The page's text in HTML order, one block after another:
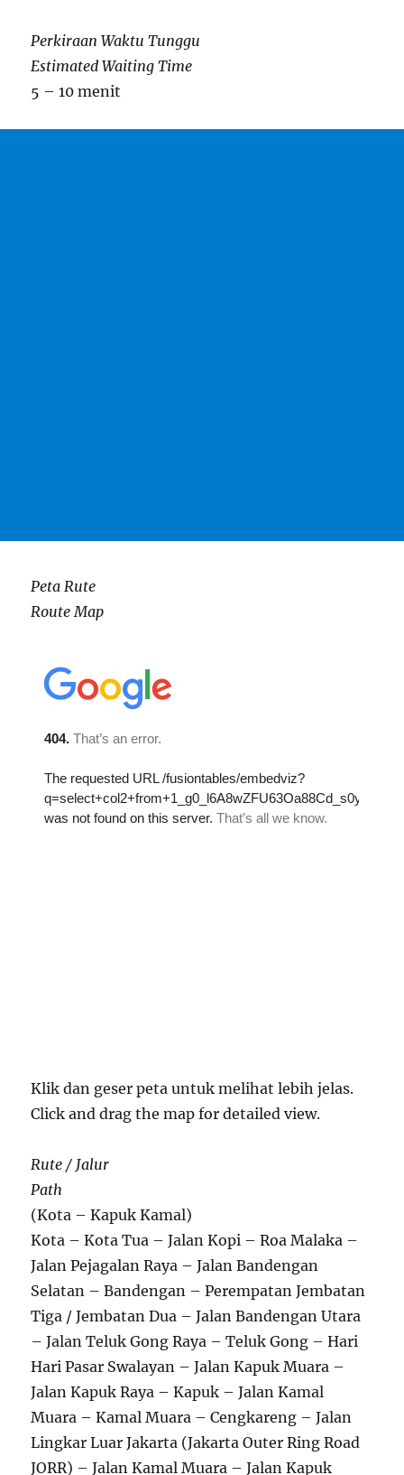
Perkiraan Waktu Tunggu
Estimated Waiting Time
5 – 10 menit
Peta Rute
Route Map
Klik dan geser peta untuk melihat lebih jelas.
Click and drag the map for detailed view.
Rute / Jalur
Path
(Kota – Kapuk Kamal)
Kota – Kota Tua – Jalan Kopi – Roa Malaka –
Jalan Pejagalan Raya – Jalan Bandengan
Selatan – Bandengan – Perempatan Jembatan
Tiga / Jembatan Dua – Jalan Bandengan Utara
– Jalan Teluk Gong Raya – Teluk Gong – Hari
Hari Pasar Swalayan – Jalan Kapuk Muara –
Jalan Kapuk Raya – Kapuk – Jalan Kamal
Muara – Kamal Muara – Cengkareng – Jalan
Lingkar Luar Jakarta (Jakarta Outer Ring Road
JORR) – Jalan Kamal Muara – Jalan Kapuk